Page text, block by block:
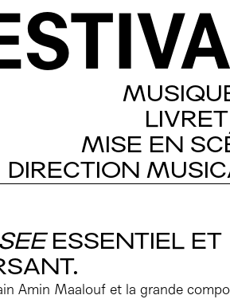
LIVRET
MISE EN
DIRECTION
ESSENTIEL ET
Amin Maalouf et la grande